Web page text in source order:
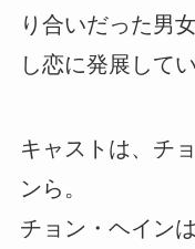
り合いだった男
し恋に発展して
キャストは、チ
ンら。
チョン・ヘイン